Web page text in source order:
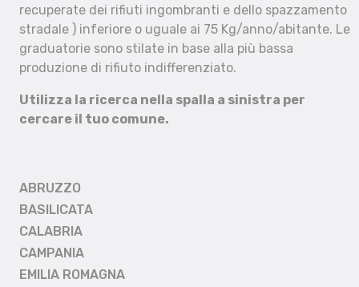
recuperate dei rifiuti ingombranti e dello spazzamento
stradale ) inferiore o uguale ai 75 Kg/anno/abitante. Le
graduatorie sono stilate in base alla più bassa
produzione di rifiuto indifferenziato.
Utilizza la ricerca nella spalla a sinistra per
cercare il tuo comune.
ABRUZZO
BASILICATA
CALABRIA
CAMPANIA
EMILIA ROMAGNA